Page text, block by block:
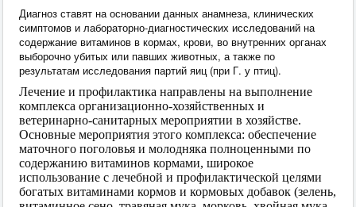
Диагноз ставят на основании данных анамнеза, клинических
симптомов и лабораторно-диагностических исследований на
содержание витаминов в кормах, крови, во внутренних органах
выборочно убитых или павших животных, а также по
результатам исследования партий яиц (при Г. у птиц).
Лечение и профилактика направлены на выполнение
комплекса организационно-хозяйственных и
ветеринарно-санитарных мероприятии в хозяйстве.
Основные мероприятия этого комплекса: обеспечение
маточного поголовья и молодняка полноценными по
содержанию витаминов кормами, широкое
использование с лечебной и профилактической целями
богатых витаминами кормов и кормовых добавок (зелень,